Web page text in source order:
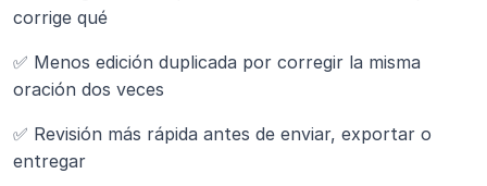
corrige qué
✅ Menos edición duplicada por corregir la misma
oración dos veces
✅ Revisión más rápida antes de enviar, exportar o
entregar